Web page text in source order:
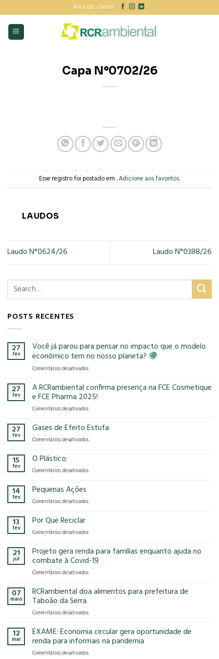
to
content
Área do cliente
Capa N°0702/26
Esse registro foi postado em .Adicione aos favoritos.
LAUDOS
Laudo N°0624/26 Laudo N°0388/26
POSTS RECENTES
27
fev
Você já parou para pensar no impacto que o modelo
econômico tem no nosso planeta?
Comentários desativadosem
já
parou
para
pensar
impacto
o
tem
27
fev
A RCRambiental confirma presença na FCE Cosmetique
e FCE Pharma 2025!
Comentários desativadosem
RCRambiental
presença
e
2025!
27
fev
Gases de Efeito Estufa
Comentários desativadosem
Estufa
15
fev
O Plástico:
Comentários desativadosem
14
fev
Pequenas Ações
Comentários desativadosem
13
fev
Por Que Reciclar
Comentários desativadosem
Que
Reciclar
21
jul
Projeto gera renda para famílias enquanto ajuda no
combate à Covid-19
Comentários desativadosem
gera
famílias
ajuda
no
à
07
maio
RCRambiental doa alimentos para prefeitura de
Taboão da Serra
Comentários desativadosem
doa
alimentos
para
prefeitura
12
mar
EXAME: Economia circular gera oportunidade de
renda para informais na pandemia
Comentários desativadosem